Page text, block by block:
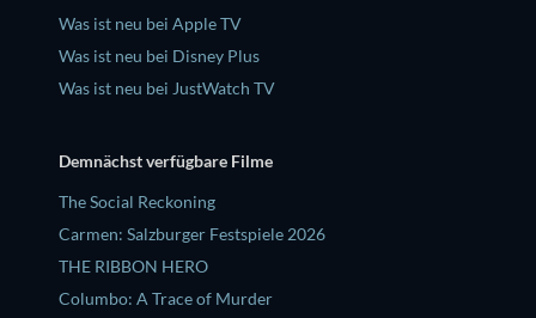
Was ist neu bei Apple TV
Was ist neu bei Disney Plus
Was ist neu bei JustWatch TV
Demnächst verfügbare Filme
The Social Reckoning
Carmen: Salzburger Festspiele 2026
THE RIBBON HERO
Columbo: A Trace of Murder